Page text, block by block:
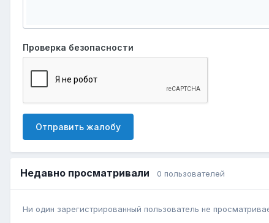
Проверка безопасности
Отправить жалобу
Недавно просматривали 0 пользователей
Ни один зарегистрированный пользователь не